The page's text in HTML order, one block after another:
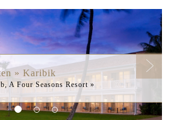
» Karibik
A Four Seasons Resort »
Next